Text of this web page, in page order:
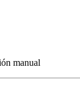
manual